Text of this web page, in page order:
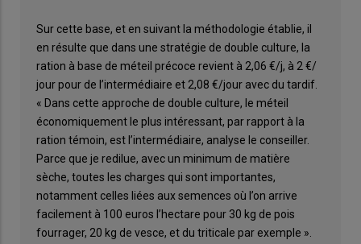
Sur cette base, et en suivant la méthodologie établie, il
en résulte que dans une stratégie de double culture, la
ration à base de méteil précoce revient à 2,06 €/j, à 2 €/
jour pour de l’intermédiaire et 2,08 €/jour avec du tardif.
« Dans cette approche de double culture, le méteil
économiquement le plus intéressant, par rapport à la
ration témoin, est l’intermédiaire, analyse le conseiller.
Parce que je redilue, avec un minimum de matière
sèche, toutes les charges qui sont importantes,
notamment celles liées aux semences où l’on arrive
facilement à 100 euros l’hectare pour 30 kg de pois
fourrager, 20 kg de vesce, et du triticale par exemple ».